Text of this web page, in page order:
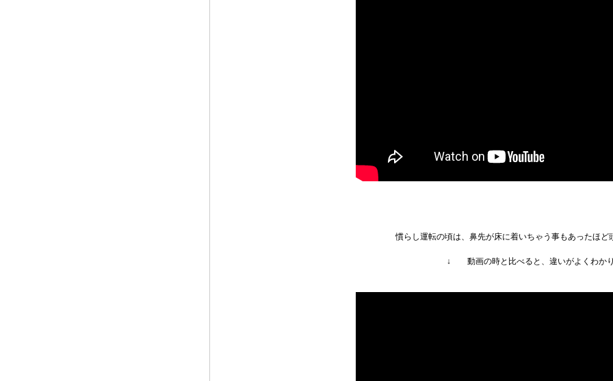
慣らし運転の頃は、鼻先が床に着いちゃう事もあったほど
↓ 動画の時と比べると、違いがよくわか